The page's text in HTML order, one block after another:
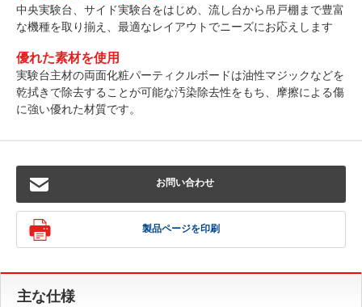
中央実験台、サイド実験台をはじめ、流し台から吊戸棚まで豊富
な機種を取り揃え、最適なレイアウトでニーズにお応えします
優れた素材を使用
実験台主材の両面化粧パーティクルボードは油性マジックなどを
乾拭きで除去することが可能な汚染除去性をもち、摩擦による傷
に強い優れた材質です。
お問い合わせ
製品ページを印刷
主な仕様